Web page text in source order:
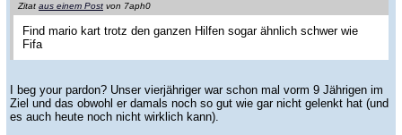
Zitat aus einem Post von 7aph0
Find mario kart trotz den ganzen Hilfen sogar ähnlich schwer wie
Fifa
I beg your pardon? Unser vierjähriger war schon mal vorm 9 Jährigen im
Ziel und das obwohl er damals noch so gut wie gar nicht gelenkt hat (und
es auch heute noch nicht wirklich kann).